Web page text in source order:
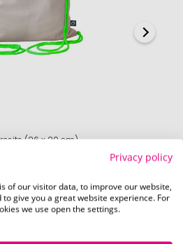
(26 x 20 cm)
Privacy policy
of our visitor data, to improve our website,
give you a great website experience. For
we use open the settings.